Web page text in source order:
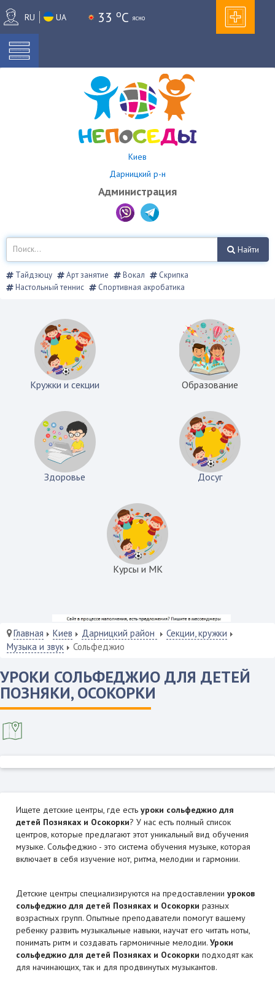
RU UA 33 oC ясно
Киев
Дарницкий р-н
Администрация
Найти
Тайдзюцу Арт занятие Вокал
Скрипка
Настольный теннис
Спортивная акробатика
Кружки и секции Образование
Здоровье Досуг
Курсы и МК
Главная Киев Дарницкий район
Секции, кружки
Музыка и звук
Сольфеджио
УРОКИ СОЛЬФЕДЖИО ДЛЯ ДЕТЕЙ
ПОЗНЯКИ, ОСОКОРКИ
Ищете детские центры, где есть уроки сольфеджио для
детей Позняках и Осокорки? У нас есть полный список
центров, которые предлагают этот уникальный вид обучения
музыке. Сольфеджио - это система обучения музыке, которая
включает в себя изучение нот, ритма, мелодии и гармонии.
Детские центры специализируются на предоставлении уроков
сольфеджио для детей Позняках и Осокорки разных
возрастных групп. Опытные преподаватели помогут вашему
ребенку развить музыкальные навыки, научат его читать ноты,
понимать ритм и создавать гармоничные мелодии. Уроки
сольфеджио для детей Позняках и Осокорки подходят как
для начинающих, так и для продвинутых музыкантов.